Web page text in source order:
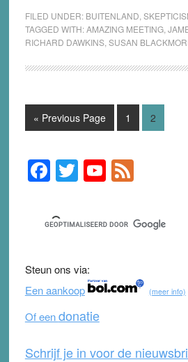
FILED UNDER: BUITENLAND
TAGGED WITH:AMAZING MEETING,
RICHARD DAWKINS, SUSAN
« Go
to
Previous Page Page
1 Page
2
Primary
Sidebar
F
a
c
e
b
o
o
k
T
wi
tt
er
Y
o
u
T
b
e
F
e
d
Steun ons via:
Een aankoop
(meer info)
Of eendonatie
Schrijf je in voor de